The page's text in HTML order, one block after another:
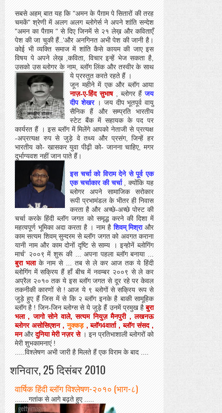
सबसे अहम् बात यह कि "अमन के पैग़ाम पे सितारों की तरह
चमकें" श्रेणी में अलग अलग ब्लोगेर्स ने अपने शांति सन्देश
"अमन का पैग़ाम " से दिए जिनमें से २१ लेख़ और कविताएँ
पेश की जा चुकी हैं..'और अनगिनत अभी पेश की जानी है।
कोई भी व्यक्ति समाज में शांति कैसे कायम की जाए इस
विषय पे अपने लेख़ ,कविता, विचार इन्हें भेज सकता है,
उसको उस ब्लोगर के नाम, ब्लॉग लिंक और तस्वीरके साथ
ये प्रस्तुत करते रहते हैं ।
जून महीने में एक और ब्लॉग आया
नाज़-ए-हिंद सुभाष
, ब्लोगर हैंजय
दीप शेखर। जय दीप भूतपूर्व वायु
सैनिक हैं और सम्प्रति भारतीय
स्टेट बैंक में सहायक के पद पर
कार्यरत हैं । इस ब्लॉग में मिलेंगे आपको नेताजी से प्रत्यक्ष
-अप्रत्यक्ष रुप से जुड़े वे तथ्य और प्रसंग, जिन्हें हर
भारतीय को- खासकर युवा पीढ़ी को- जानना चाहिए, मगर
दुर्भाग्यवश नहीं जान पाते हैं।
इस चर्चा को विराम देने से पूर्व एक
एक चर्चाकार की चर्चा, क्योंकि यह
ब्लोगर अपने सामाजिक सरोकार
रूपी प्रभामंडल के भीतर ही निवास
करता है और अच्छे-अच्छे पोस्ट की
चर्चा करके हिंदी ब्लॉग जगत को समृद्ध करने की दिशा में
महत्वपूर्ण भूमिका अदा करता है । नाम हैशिवम् मिश्राऔर
काम सत्यम शिवम् सुन्दरम से ब्लॉग जगत को अवगत कराना
यानी नाम और काम दोनों दृष्टि से साम्य । इन्होनें ब्लोगिंग
मार्च' २००९ में शुरू की ... अपना पहला ब्लॉग बनाया ...
बुरा भलाके नाम से ... तब से ले कर आज तक ये हिंदी
ब्लोगिंग में सक्रिय हैं हाँ बीच में नवम्बर २००९ से ले कर
अप्रैल २०१० तक ये इस ब्लॉग जगत से दूर रहे पर केवल
तकनीकी कारणों से ! आज ये ९ ब्लोगों से सक्रिय रूप से
जुड़े हुए हैं जिस में से कि २ ब्लॉग इनके है बाकी सामूहिक
ब्लॉग है ! जिन-जिन ब्लोग्स से ये जुड़े हैं उनमें प्रमुख हैबुरा
भला,जागो सोने वाले,सत्यम नियुज़ मैनपुरी,लखनऊ
ब्लोगर असोसिएशन,नुक्कड़,ब्लॉग4वार्ता,ब्लॉग संसद,
मनऔरदुनिया मेरी नज़र से। इन प्रतिभाशाली ब्लोगरों को
मेरी शुभकामनाएं !
.....विश्लेषण अभी जारी है मिलते हैं एक विराम के बाद ....
शनिवार, 25 दिसंबर 2010
वार्षिक हिंदी ब्लॉग विश्लेषण-२०१० (भाग-८)
.......गतांक से आगे बढ़ते हुए .....